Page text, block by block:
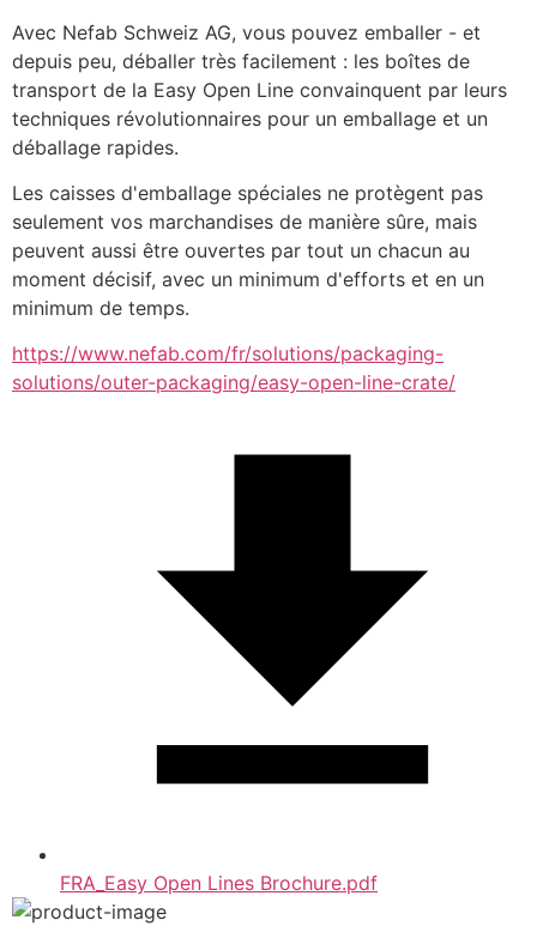
Avec Nefab Schweiz AG, vous pouvez emballer - et
depuis peu, déballer très facilement : les boîtes de
transport de la Easy Open Line convainquent par leurs
techniques révolutionnaires pour un emballage et un
déballage rapides.
Les caisses d'emballage spéciales ne protègent pas
seulement vos marchandises de manière sûre, mais
peuvent aussi être ouvertes par tout un chacun au
moment décisif, avec un minimum d'efforts et en un
minimum de temps.
https://www.nefab.com/fr/solutions/packaging-
solutions/outer-packaging/easy-open-line-crate/
FRA_Easy Open Lines Brochure.pdf